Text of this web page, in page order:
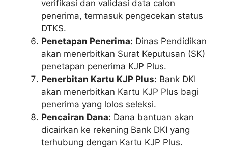
verifikasi dan validasi data calon
penerima, termasuk pengecekan status
DTKS.
Penetapan Penerima: Dinas Pendidikan
akan menerbitkan Surat Keputusan (SK)
penetapan penerima KJP Plus.
Penerbitan Kartu KJP Plus: Bank DKI
akan menerbitkan Kartu KJP Plus bagi
penerima yang lolos seleksi.
Pencairan Dana: Dana bantuan akan
dicairkan ke rekening Bank DKI yang
terhubung dengan Kartu KJP Plus.